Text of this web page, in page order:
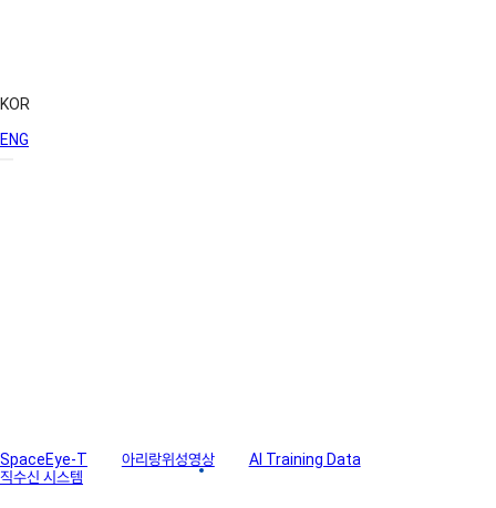
KOR
ENG
SpaceEye-T 아리랑위성영상
AI Training Data
직수신 시스템